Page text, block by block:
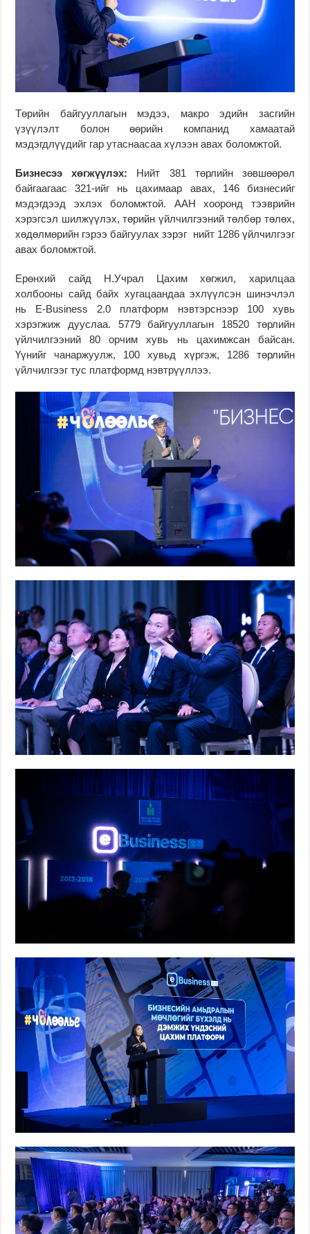
Төрийн байгууллагын мэдээ, макро эдийн засгийн
үзүүлэлт болон өөрийн компанид хамаатай
мэдэгдлүүдийг гар утаснаасаа хүлээн авах боломжтой.
Бизнесээ хөгжүүлэх: Нийт 381 төрлийн зөвшөөрөл
байгаагаас 321-ийг нь цахимаар авах, 146 бизнесийг
мэдэгдээд эхлэх боломжтой. ААН хооронд тээврийн
хэрэгсэл шилжүүлэх, төрийн үйлчилгээний төлбөр төлөх,
хөдөлмөрийн гэрээ байгуулах зэрэг нийт 1286 үйлчилгээг
авах боломжтой.
Ерөнхий сайд Н.Учрал Цахим хөгжил, харилцаа
холбооны сайд байх хугацаандаа эхлүүлсэн шинэчлэл
нь E-Business 2.0 платформ нэвтэрснээр 100 хувь
хэрэгжиж дууслаа. 5779 байгууллагын 18520 төрлийн
үйлчилгээний 80 орчим хувь нь цахимжсан байсан.
Үүнийг чанаржуулж, 100 хувьд хүргэж, 1286 төрлийн
үйлчилгээг тус платформд нэвтрүүллээ.